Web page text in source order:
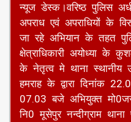
न्यूज डेस्क।वरिष्ठ पुलिस
अपराध एवं अपराधियों के
जा रहे अभियान के तहत
क्षेत्राधिकारी अयोध्या के
के नेतृत्व मे थाना स्थानीय
हमराह के द्वारा दिनांक
07.03 बजे अभियुक्त
नि0 मूसेपुर नन्दीग्राम